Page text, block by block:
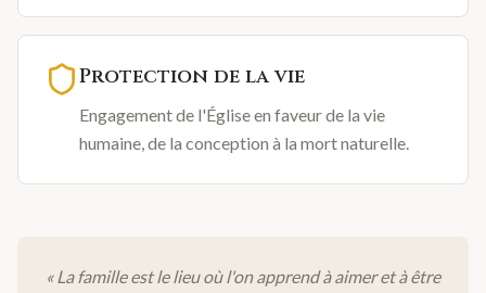
Protection de la vie
Engagement de l'Église en faveur de la vie
humaine, de la conception à la mort naturelle.
« La famille est le lieu où l'on apprend à aimer et à être